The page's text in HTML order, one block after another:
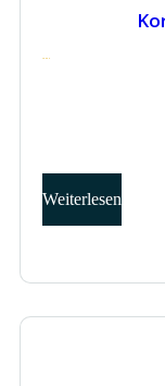
75.00 €
Weiterlesen